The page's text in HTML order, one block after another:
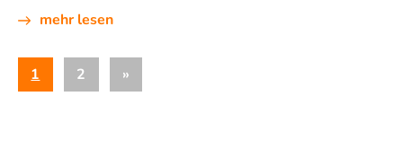
mehr lesen
Seitennummerierung
der
1 2
Nächste
»